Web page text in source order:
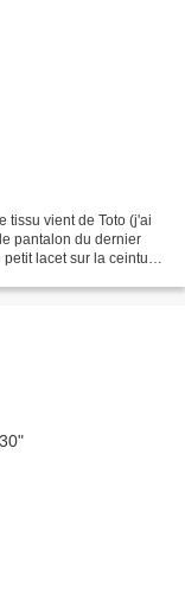
tissu vient de Toto (j'ai
pantalon du dernier
lacet sur la ceinture